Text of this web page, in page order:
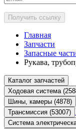
Получить ссылку
Главная
Запчасти
Запасные
Рукава,
Каталог запчастей
Ходовая система
Шины, камеры (4878)
Трансмиссия (53007)
Система